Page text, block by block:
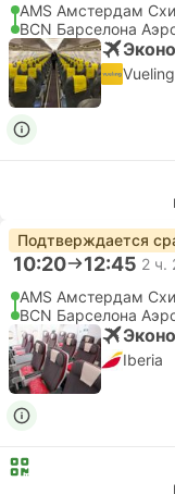
AMS Амстердам
BCN Барселона
Vueling
Подтверждается
10:20 12:45 2 ч.
AMS Амстердам
BCN Барселона
Iberia